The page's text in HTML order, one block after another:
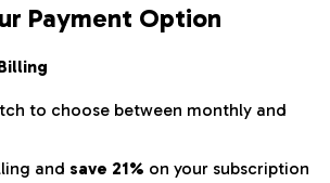
Payment Option
to choose between monthly and
and save 21% on your subscription